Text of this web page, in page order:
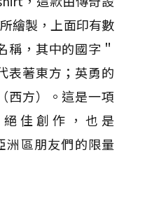
繪製，上面印有數
稱，其中的國字＂
表著東方；英勇的
西方）。這是一項
佳創作，也是
洲區朋友們的限量